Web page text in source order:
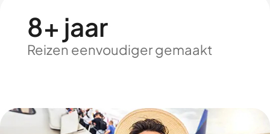
8+ jaar
Reizen eenvoudiger gemaakt